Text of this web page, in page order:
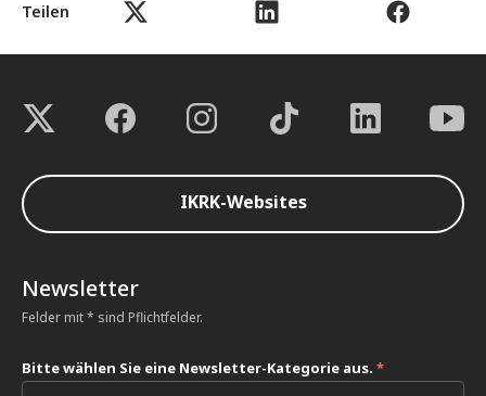
Teilen
IKRK-Websites
Newsletter
Felder mit * sind Pflichtfelder.
Bitte wählen Sie eine Newsletter-Kategorie aus. *